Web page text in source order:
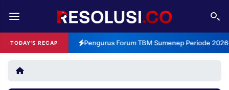
TODAY'S RECAP Pengurus Forum TBM Sumenep Periode
REDAKSI TENTANG
RESOLUSI IKLAN